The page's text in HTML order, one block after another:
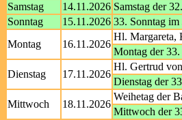
Samstag
14.11.2026 Samstag der
Sonntag
15.11.2026 33. Sonntag im
Montag
16.11.2026
Hl. Margareta,
Montag der 33.
Dienstag
17.11.2026
Hl. Gertrud
Dienstag der
Mittwoch
18.11.2026
Weihetag der
Mittwoch der